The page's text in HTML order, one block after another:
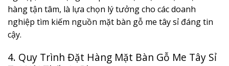
hàng tận tâm, là lựa chọn lý tưởng cho các doanh
nghiệp tìm kiếm nguồn mặt bàn gỗ me tây sỉ đáng tin
cậy.
4. Quy Trình Đặt Hàng Mặt Bàn Gỗ Me Tây Sỉ